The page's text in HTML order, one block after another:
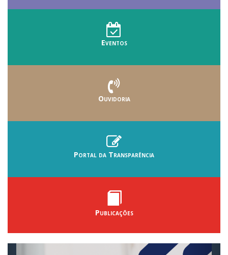
Eventos
Ouvidoria
Portal da Transparência
Publicações